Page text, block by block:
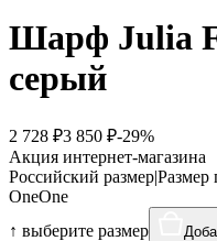
Шарф Julia
серый
2 728 ₽3 850 ₽-29%
Акция интернет-магазина
Российский размер|Размер
OneOne
↑ выберите размер